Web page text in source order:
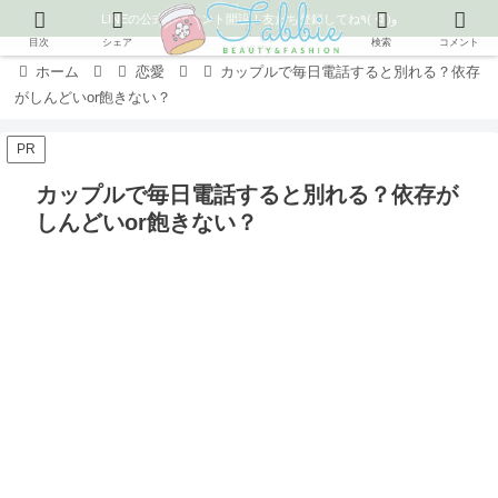
LINEの公式アカウント開設！友だち登録してね٩( ᐛ )و
ホーム 恋愛
カップルで毎日電話すると別れる？依存
がしんどいor飽きない？
PR
カップルで毎日電話すると別れる？依存が
しんどいor飽きない？
目次 シェア 検索 コメント